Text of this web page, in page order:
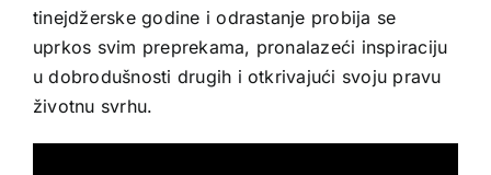
tinejdžerske godine i odrastanje probija se
uprkos svim preprekama, pronalazeći inspiraciju
u dobrodušnosti drugih i otkrivajući svoju pravu
životnu svrhu.